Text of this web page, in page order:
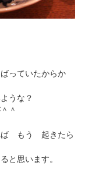
っていたからか
うな？
＾
ば もう 起きたら
と思います。